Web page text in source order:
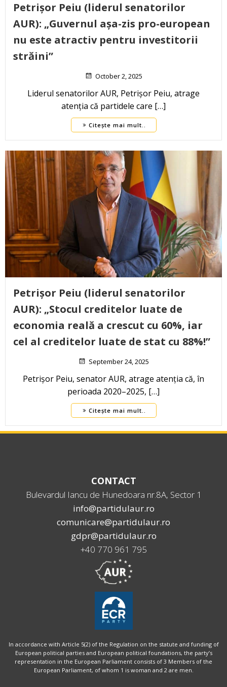
Petrișor Peiu (liderul senatorilor
AUR): „Guvernul așa-zis pro-european
nu este atractiv pentru investitorii
străini”
October 2, 2025
Liderul senatorilor AUR, Petrișor Peiu, atrage
atenția că partidele care […]
Citește mai mult..
Petrișor Peiu (liderul senatorilor
AUR): „Stocul creditelor luate de
economia reală a crescut cu 60%, iar
cel al creditelor luate de stat cu 88%!”
September 24, 2025
Petrișor Peiu, senator AUR, atrage atenția că, în
perioada 2020–2025, […]
Citește mai mult..
CONTACT
Bulevardul Iancu de Hunedoara nr.8A, Sector 1
info@partidulaur.ro
comunicare@partidulaur.ro
gdpr@partidulaur.ro
+40 770 961 795
In accordance with Article 5(2) of the Regulation on the statute and funding of
European political parties and European political foundations, the party’s
representation in the European Parliament consists of 3 Members of the
European Parliament, of whom 1 is woman and 2 are men.